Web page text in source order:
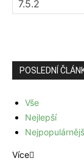
POSLEDNÍ
Vše
Nejlepší
Více